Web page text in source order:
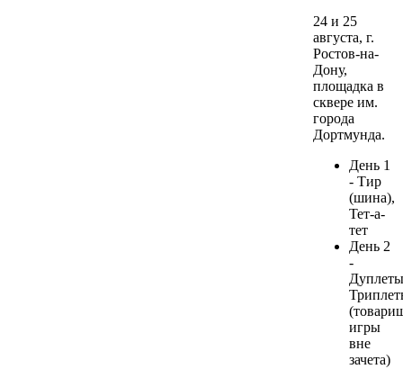
24 и 25
августа, г.
Ростов-на-
Дону,
площадка в
сквере им.
города
Дортмунда.
День 1
- Тир
(шина),
Тет-а-
тет
День 2
-
игры
вне
зачета)